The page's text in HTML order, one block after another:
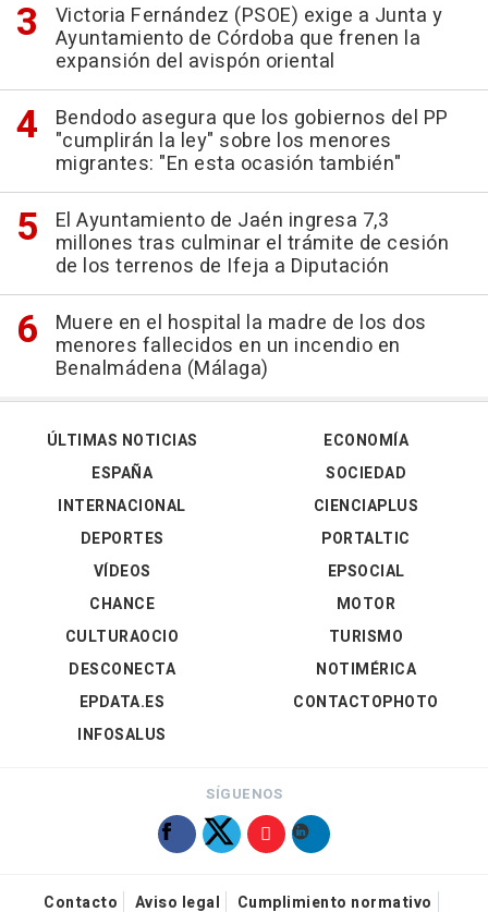
Victoria Fernández (PSOE) exige a Junta y
Ayuntamiento de Córdoba que frenen la
expansión del avispón oriental
Bendodo asegura que los gobiernos del PP
"cumplirán la ley" sobre los menores
migrantes: "En esta ocasión también"
El Ayuntamiento de Jaén ingresa 7,3
millones tras culminar el trámite de cesión
de los terrenos de Ifeja a Diputación
Muere en el hospital la madre de los dos
menores fallecidos en un incendio en
Benalmádena (Málaga)
ÚLTIMAS NOTICIAS
ESPAÑA
INTERNACIONAL
DEPORTES
VÍDEOS
ECONOMÍA
SOCIEDAD
CIENCIAPLUS
PORTALTIC
EPSOCIAL
CHANCE
CULTURAOCIO
DESCONECTA
EPDATA.ES
INFOSALUS
MOTOR
TURISMO
NOTIMÉRICA
CONTACTOPHOTO
SÍGUENOS
Contacto Aviso legal Cumplimiento normativo